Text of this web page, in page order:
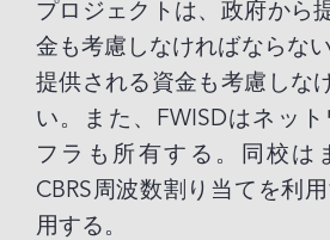
プロジェクトは、政府から
金も考慮しなければならな
提供される資金も考慮しな
い。また、FWISDはネッ
フラも所有する。同校は
CBRS周波数割り当てを利
用する。